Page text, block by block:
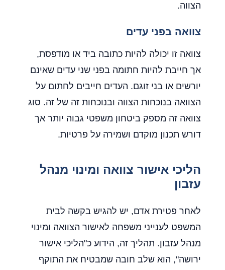
הצווה.
צוואה בפני עדים
צוואה זו יכולה להיות כתובה ביד או מודפסת,
אך חייבת להיות חתומה בפני שני עדים שאינם
יורשים או בני זוגם. העדים חייבים לחתום על
הצוואה בנוכחות הצווה ובנוכחות זה של זה. סוג
צוואה זה מספק ביטחון משפטי גבוה יותר אך
דורש תכנון מוקדם ושמירה על פרטיות.
הליכי אישור צוואה ומינוי מנהל
עזבון
לאחר פטירת אדם, יש להגיש בקשה לבית
המשפט לענייני משפחה לאישור הצוואה ומינוי
מנהל עזבון. תהליך זה, הידוע כ"הליכי אישור
ירושה", הוא שלב חובה שמבטיח את התוקף